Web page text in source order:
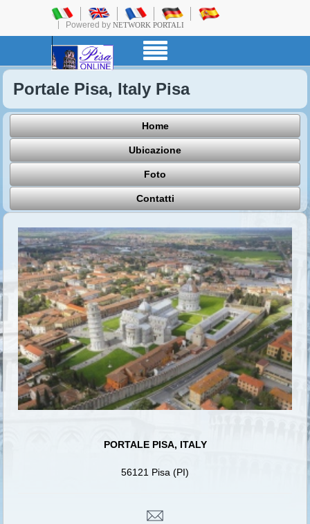
Powered by NETWORK PORTALI
Portale Pisa, Italy Pisa
Home
Ubicazione
Foto
Contatti
PORTALE PISA, ITALY
56121 Pisa (PI)